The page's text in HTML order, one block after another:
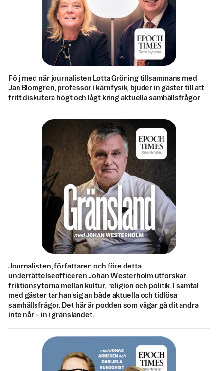
Följ med när journalisten Lotta Gröning tillsammans med
Jan Blomgren, professor i kärnfysik, bjuder in gäster till att
fritt diskutera högt och lågt kring aktuella samhällsfrågor.
Journalisten, författaren och före detta
underrättelseofficeren Johan Westerholm utforskar
friktionsytorna mellan kultur, religion och politik. I samtal
med gäster tar han sig an både aktuella och tidlösa
samhällsfrågor. Det här är podden som vågar gå dit andra
inte når – in i gränslandet.